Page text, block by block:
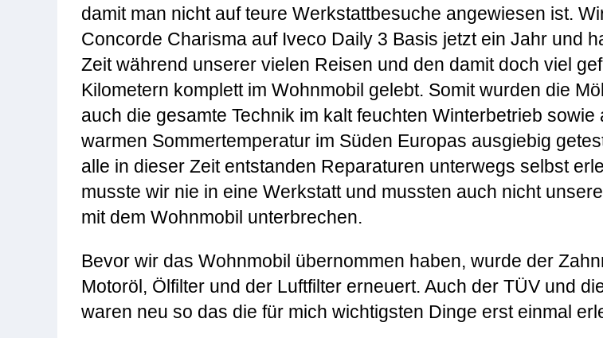
damit man nicht auf teure Werkstattbesuche angewiesen ist.
Concorde Charisma auf Iveco Daily 3 Basis jetzt ein Jahr und
Zeit während unserer vielen Reisen und den damit doch viel
Kilometern komplett im Wohnmobil gelebt. Somit wurden die
auch die gesamte Technik im kalt feuchten Winterbetrieb sowie
warmen Sommertemperatur im Süden Europas ausgiebig
alle in dieser Zeit entstanden Reparaturen unterwegs selbst
musste wir nie in eine Werkstatt und mussten auch nicht
mit dem Wohnmobil unterbrechen.
Bevor wir das Wohnmobil übernommen haben, wurde der
Motoröl, Ölfilter und der Luftfilter erneuert. Auch der TÜV und
waren neu so das die für mich wichtigsten Dinge erst einmal